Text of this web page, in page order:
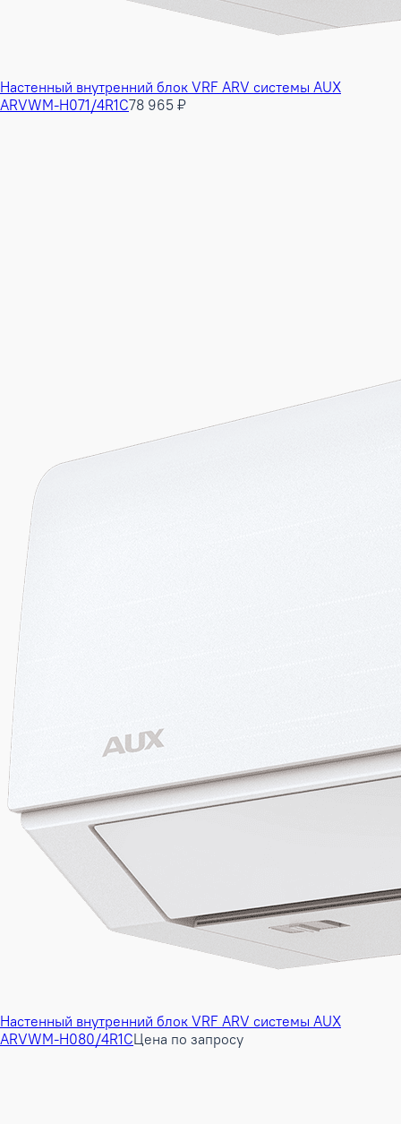
Настенный внутренний блок VRF ARV системы AUX
ARVWM-H071/4R1C78 965 ₽
Настенный внутренний блок VRF ARV системы AUX
ARVWM-H080/4R1CЦена по запросу